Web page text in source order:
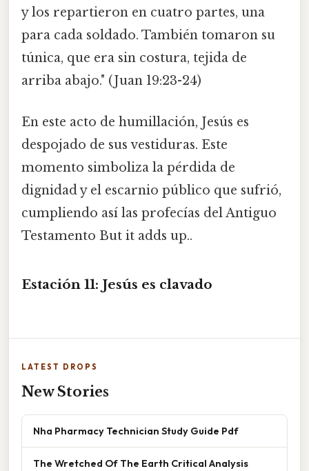
y los repartieron en cuatro partes, una
para cada soldado. También tomaron su
túnica, que era sin costura, tejida de
arriba abajo." (Juan 19:23-24)
En este acto de humillación, Jesús es
despojado de sus vestiduras. Este
momento simboliza la pérdida de
dignidad y el escarnio público que sufrió,
cumpliendo así las profecías del Antiguo
Testamento But it adds up..
Estación 11: Jesús es clavado
LATEST DROPS
New Stories
Nha Pharmacy Technician Study Guide Pdf
The Wretched Of The Earth Critical Analysis